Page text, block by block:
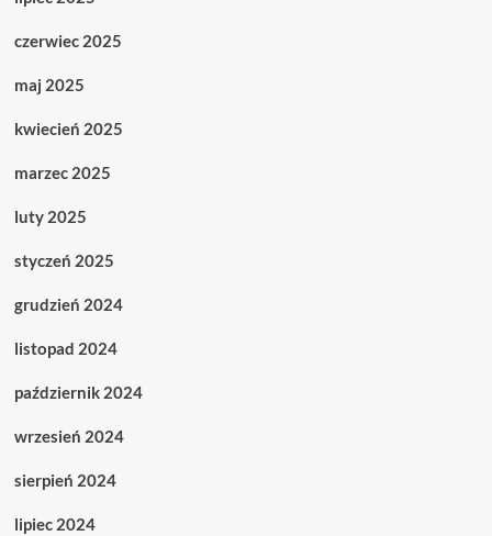
czerwiec 2025
maj 2025
kwiecień 2025
marzec 2025
luty 2025
styczeń 2025
grudzień 2024
listopad 2024
październik 2024
wrzesień 2024
sierpień 2024
lipiec 2024